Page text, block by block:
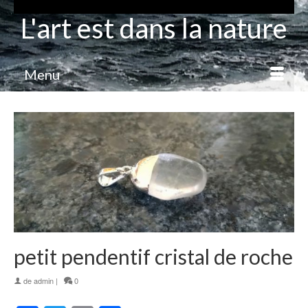
L'art est dans la nature
Menu
petit pendentif cristal de roche
deadmin | 0